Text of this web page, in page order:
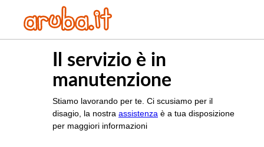
Il servizio è in
manutenzione
Stiamo lavorando per te. Ci scusiamo per il
disagio, la nostra assistenza è a tua disposizione
per maggiori informazioni